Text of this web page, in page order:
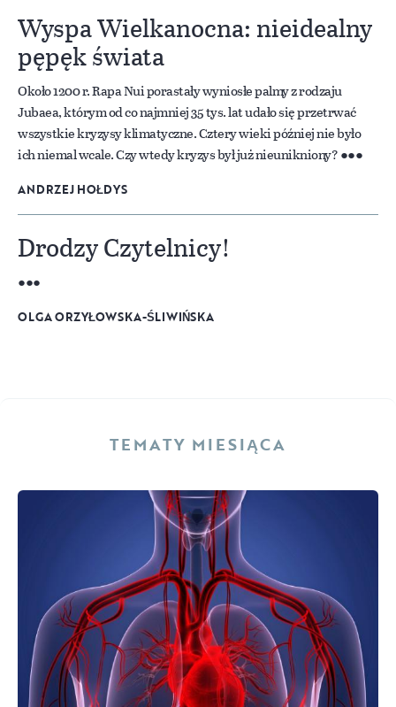
Wyspa Wielkanocna: nieidealny
pępęk świata
Około 1200 r. Rapa Nui porastały wyniosłe palmy z rodzaju
Jubaea, którym od co najmniej 35 tys. lat udało się przetrwać
wszystkie kryzysy klimatyczne. Cztery wieki później nie było
ich niemal wcale. Czy wtedy kryzys był już nieunikniony?
ANDRZEJ HOŁDYS
Drodzy Czytelnicy!
OLGA ORZYŁOWSKA-ŚLIWIŃSKA
TEMATY MIESIĄCA